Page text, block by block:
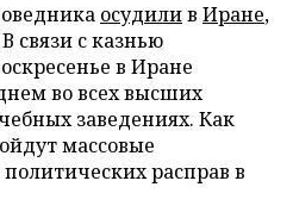
осудилив Иране,
связи с казнью
в Иране
во всех высших
заведениях. Как
массовые
расправ в